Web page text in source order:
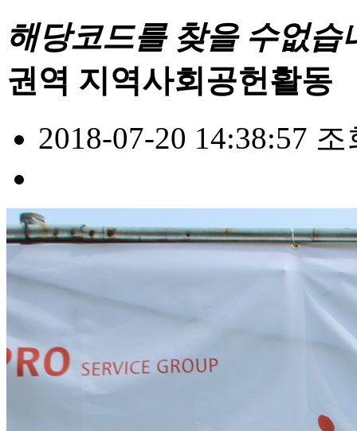
해당코드를 찾을 수없습
권역 지역사회공헌활동
2018-07-20 14:38:57 조